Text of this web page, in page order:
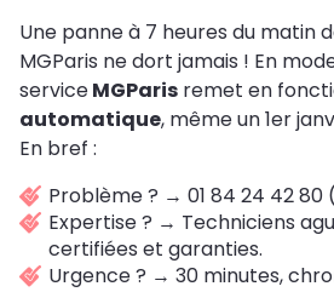
Une panne à 7 heures du matin
MGParis ne dort jamais ! En
serviceMGParis remet en
automatique, même un 1er
En bref :
Problème ? → 01 84 24 42
Expertise ? → Techniciens
certifiées et garanties.
Urgence ? → 30 minutes,